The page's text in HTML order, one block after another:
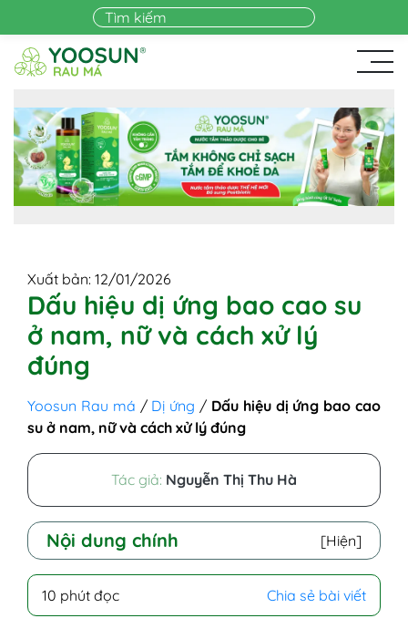
Skip to main content
Xuất bản: 12/01/2026
Dấu hiệu dị ứng bao cao su
ở nam, nữ và cách xử lý
đúng
Yoosun Rau má / Dị ứng / Dấu hiệu dị ứng bao cao
su ở nam, nữ và cách xử lý đúng
Tác giả: Nguyễn Thị Thu Hà
Nội dung chính [Hiện]
II - Tại sao dùng bao cao su bị dị ứng?
10 phút đọc Chia sẻ bài viết